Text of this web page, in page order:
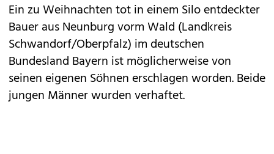
Ein zu Weihnachten tot in einem Silo entdeckter
Bauer aus Neunburg vorm Wald (Landkreis
Schwandorf/Oberpfalz) im deutschen
Bundesland Bayern ist möglicherweise von
seinen eigenen Söhnen erschlagen worden. Beide
jungen Männer wurden verhaftet.